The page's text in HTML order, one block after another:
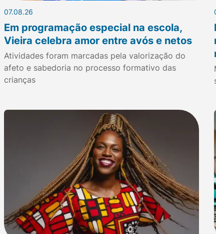
07.08.26
Em programação especial na escola,
Vieira celebra amor entre avós e netos
Atividades foram marcadas pela valorização do
afeto e sabedoria no processo formativo das
crianças